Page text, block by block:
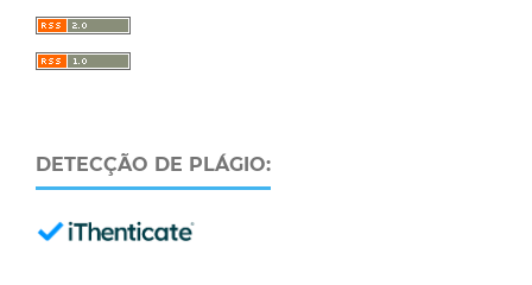
DETECÇÃO DE PLÁGIO: